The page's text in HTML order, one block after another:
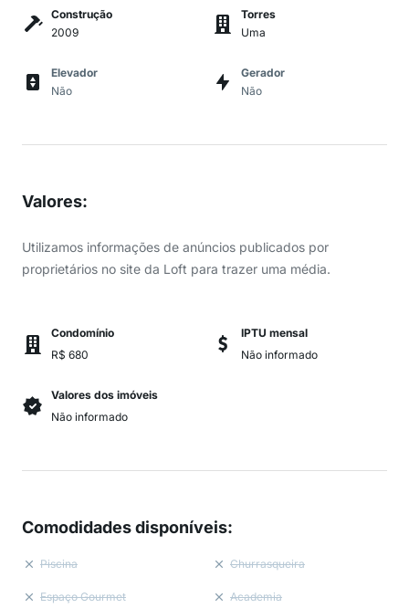
Construção
2009
Torres
Uma
Elevador
Não
Gerador
Não
Valores:
Utilizamos informações de anúncios publicados por
proprietários no site da Loft para trazer uma média.
Condomínio
R$ 680
IPTU mensal
Não informado
Valores dos imóveis
Não informado
Comodidades disponíveis:
Piscina Churrasqueira
Espaço Gourmet Academia